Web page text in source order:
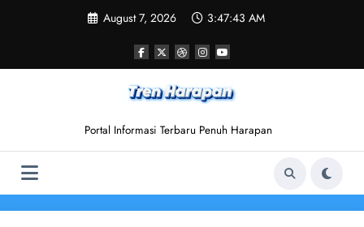
August 7, 2026 3:47:43 AM
Portal Informasi Terbaru Penuh Harapan